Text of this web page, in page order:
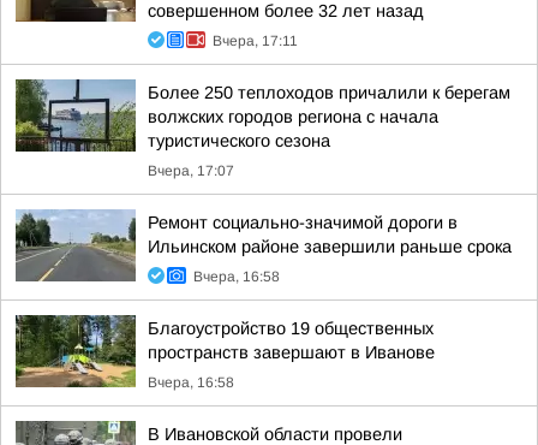
совершенном более 32 лет назад
Вчера, 17:11
Более 250 теплоходов причалили к берегам
волжских городов региона с начала
туристического сезона
Вчера, 17:07
Ремонт социально-значимой дороги в
Ильинском районе завершили раньше срока
Вчера, 16:58
Благоустройство 19 общественных
пространств завершают в Иванове
Вчера, 16:58
В Ивановской области провели